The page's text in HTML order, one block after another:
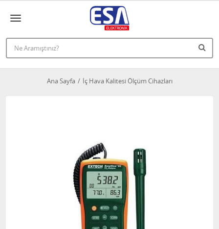
Ana Sayfa İç Hava Kalitesi Ölçüm Cihazları